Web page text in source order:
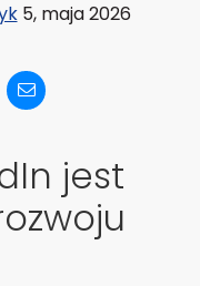
5, maja 2026
jest